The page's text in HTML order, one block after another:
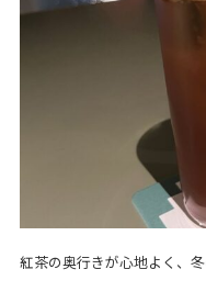
紅茶の奥行きが心地よく、